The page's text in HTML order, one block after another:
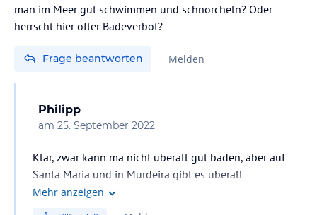
man im Meer gut schwimmen und schnorcheln? Oder
herrscht hier öfter Badeverbot?
Frage beantworten Melden
Philipp
am 25. September 2022
Klar, zwar kann ma nicht überall gut baden, aber auf
Santa Maria und in Murdeira gibt es überall
Bademöglichkeiten
Mehr anzeigen